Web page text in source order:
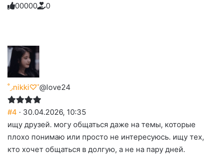
Голосуйте
0
Нажмите
0
Нажмите
слез
0
Нажмите
0
Нажмите
0
Нажмите
0
˚◞nikki♡ ⃗@love24
#4 · 30.04.2026, 10:35
ищу друзей. могу общаться даже на темы, которые
плохо понимаю или просто не интересуюсь. ищу тех,
кто хочет общаться в долгую, а не на пару дней.